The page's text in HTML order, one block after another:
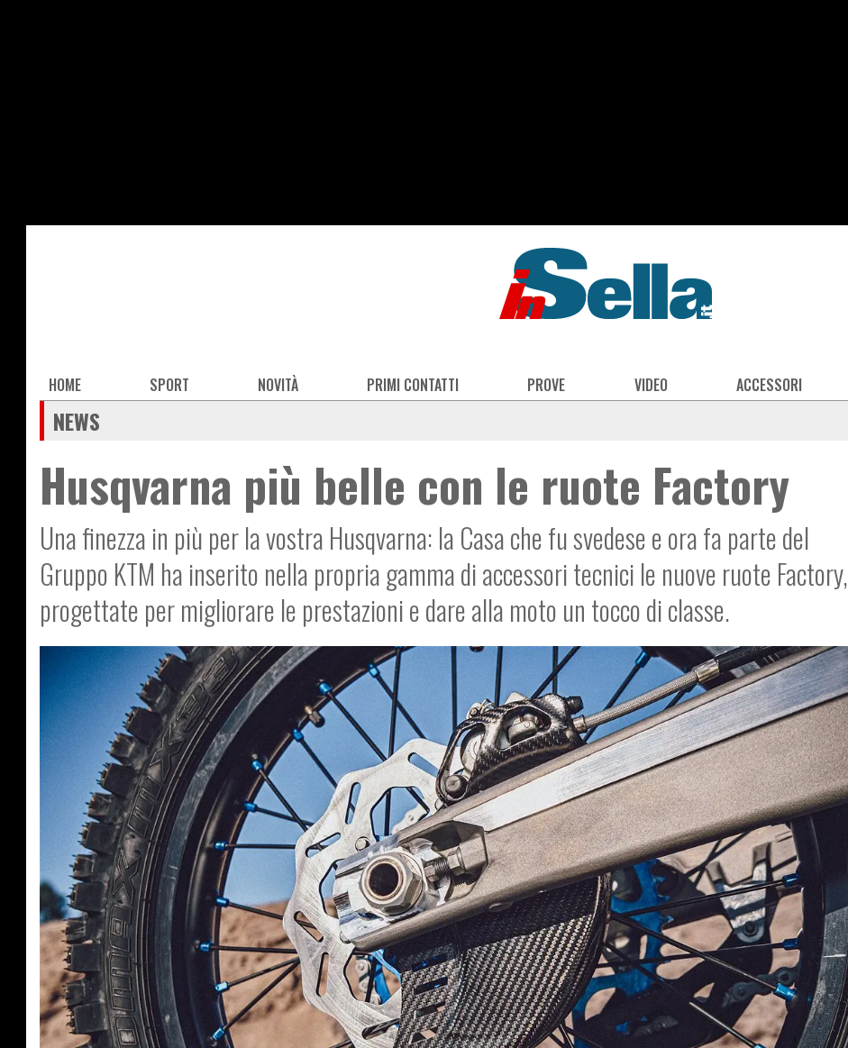
Main
navigation
HOME SPORT NOVITÀ PRIMI CONTATTI PROVE VIDEO ACCESSORI
NEWS
Husqvarna più belle con le ruote Factory
Una finezza in più per la vostra Husqvarna: la Casa che fu svedese e ora fa parte del
Gruppo KTM ha inserito nella propria gamma di accessori tecnici le nuove ruote Factory,
progettate per migliorare le prestazioni e dare alla moto un tocco di classe.